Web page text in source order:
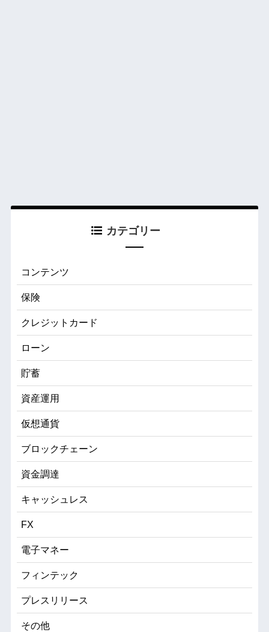
カテゴリー
コンテンツ
保険
クレジットカード
ローン
貯蓄
資産運用
仮想通貨
ブロックチェーン
資金調達
キャッシュレス
FX
電子マネー
フィンテック
プレスリリース
その他